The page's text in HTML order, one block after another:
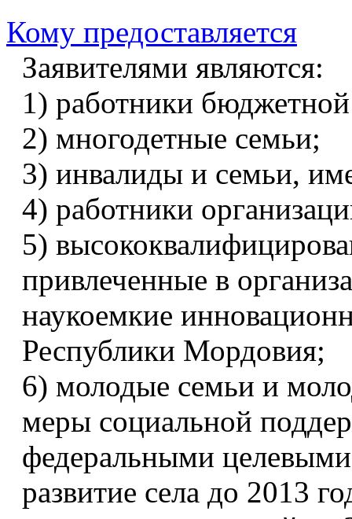
Кому предоставляется
Заявителями являются:
1) работники
2) многодетные семьи;
3) инвалиды и семьи,
4) работники
5)
привлеченные в
наукоемкие
Республики Мордовия;
6) молодые семьи и
меры социальной
федеральными
развитие села до 2013